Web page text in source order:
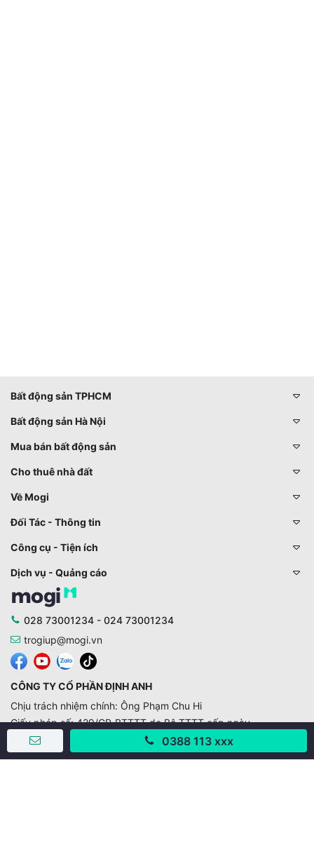
0388 113 xxx
Bất động sản TPHCM
Bất động sản Hà Nội
Mua bán bất động sản
Cho thuê nhà đất
Về Mogi
Đối Tác - Thông tin
Công cụ - Tiện ích
Dịch vụ - Quảng cáo
028 73001234 - 024 73001234
trogiup@mogi.vn
CÔNG TY CỔ PHẦN ĐỊNH ANH
Chịu trách nhiệm chính: Ông Phạm Chu Hi
Giấy phép số: 429/GP-BTTTT do Bộ TTTT cấp ngày
11/10/2019
Trụ sở chính: